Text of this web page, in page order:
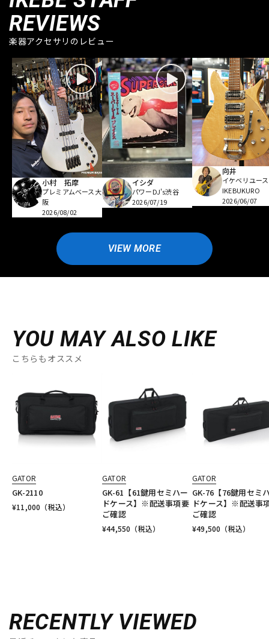
REVIEWS
楽器アクセサリのレビュー
小村 拓摩
プレミアムベース大
阪
2026/08/02
イシダ
パワーDJ's渋谷
2026/07/19
向井
イケベリユース
IKEBUKURO
2026/06/07
VIEW MORE
YOU MAY ALSO LIKE
こちらもオススメ
GATOR
GK-2110
¥11,000 （税込）
GATOR
GK-61【61鍵用セミハー
ドケース】※配送事項要
ご確認
¥44,550 （税込）
GATOR
GK-76【76鍵用セミ
ドケース】※配送事
ご確認
¥49,500 （税込）
RECENTLY VIEWED